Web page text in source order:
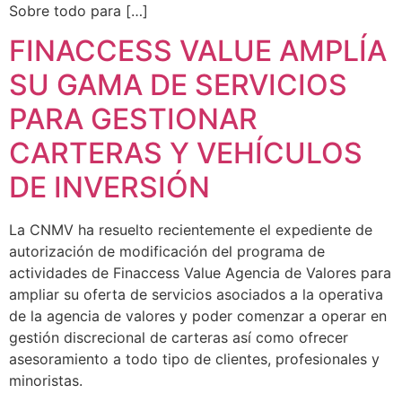
Sobre todo para […]
FINACCESS VALUE AMPLÍA
SU GAMA DE SERVICIOS
PARA GESTIONAR
CARTERAS Y VEHÍCULOS
DE INVERSIÓN
La CNMV ha resuelto recientemente el expediente de
autorización de modificación del programa de
actividades de Finaccess Value Agencia de Valores para
ampliar su oferta de servicios asociados a la operativa
de la agencia de valores y poder comenzar a operar en
gestión discrecional de carteras así como ofrecer
asesoramiento a todo tipo de clientes, profesionales y
minoristas.